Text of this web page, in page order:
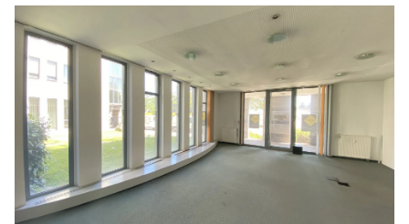
link to page Sehr praktisches und ausgesprochen